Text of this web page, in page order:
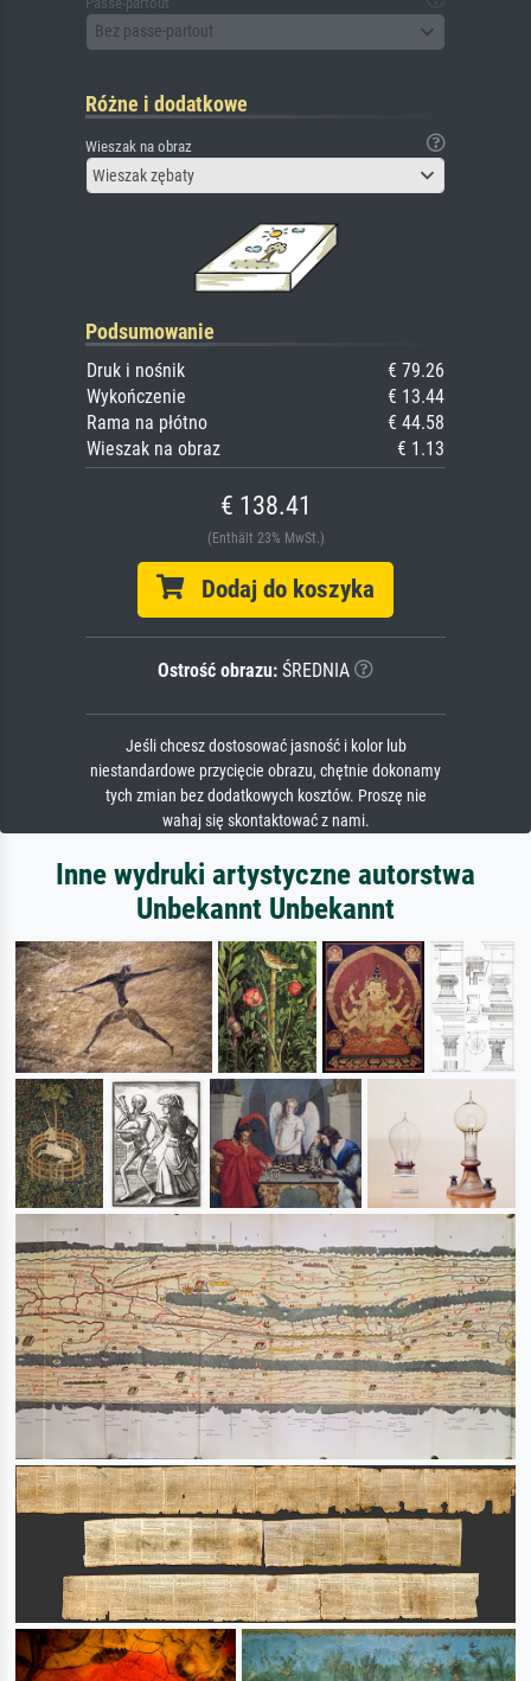
Bez passe-partout
Różne i dodatkowe
Wieszak na obraz
Wieszak zębaty
Podsumowanie
Druk i nośnik
€ 79.26
Wykończenie
€ 13.44
Rama na płótno
€ 44.58
Wieszak na obraz
€ 1.13
€ 138.41
(Enthält 23% MwSt.)
Dodaj do koszyka
Ostrość obrazu: ŚREDNIA
Jeśli chcesz dostosować jasność i kolor lub
niestandardowe przycięcie obrazu, chętnie dokonamy
tych zmian bez dodatkowych kosztów. Proszę nie
wahaj się skontaktować z nami.
Inne wydruki artystyczne autorstwa
Unbekannt Unbekannt